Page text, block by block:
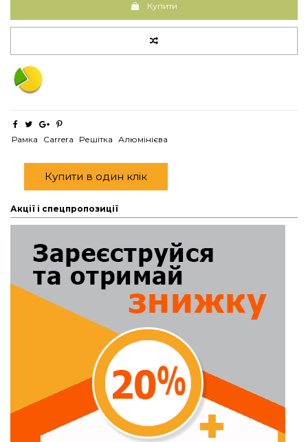
Купити
Рамка Carrera Решітка Алюмінієва
Купити в один клік
Акції і спецпропозиції